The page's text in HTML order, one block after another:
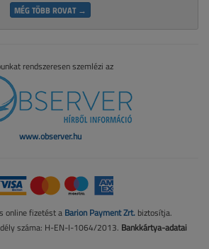
MÉG TÖBB ROVAT →
rendszeresen szemlézi az
www.observer.hu
online fizetést a Barion Payment Zrt. biztosítja.
száma: H-EN-I-1064/2013. Bankkártya-adatai